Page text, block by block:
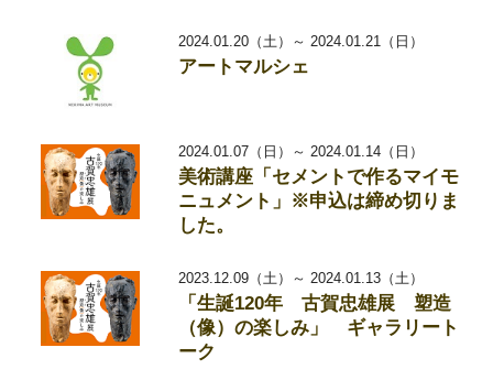
2024.01.20（土）～ 2024.01.21（日）
アートマルシェ
2024.01.07（日）～ 2024.01.14（日）
美術講座「セメントで作るマイモ
ニュメント」※申込は締め切りま
した。
2023.12.09（土）～ 2024.01.13（土）
「生誕120年 古賀忠雄展 塑造
（像）の楽しみ」 ギャラリート
ーク